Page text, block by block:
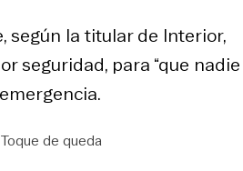
según la titular de Interior,
seguridad, para “que nadie
Toque de queda